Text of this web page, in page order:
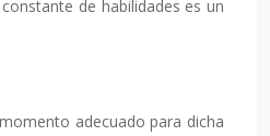
de habilidades es un
adecuado para dicha